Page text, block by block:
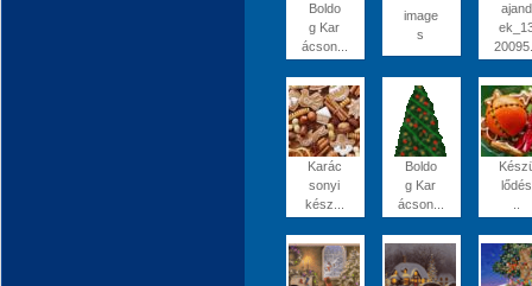
Boldo
g Kar
ácson...
image
s
ajand
Karác
sonyi
kész...
Boldo
g Kar
ácson...
lődés